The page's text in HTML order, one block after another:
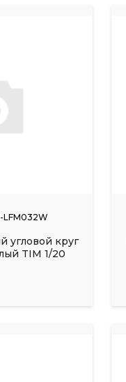
LFM032W
угловой круг
TIM 1/20